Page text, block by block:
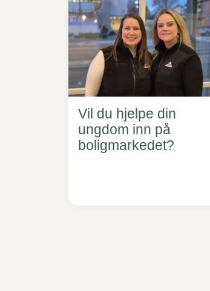
Vil du hjelpe din
ungdom inn på
boligmarkedet?